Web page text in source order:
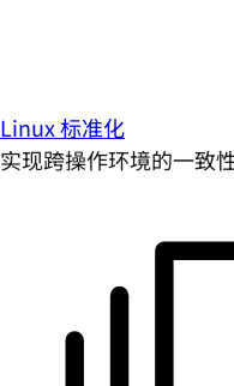
Linux 标准化
实现跨操作环境的一致性